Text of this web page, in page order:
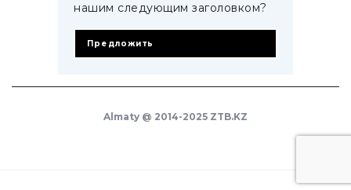
нашим следующим заголовком?
Предложить
Almaty @ 2014-2025 ZTB.KZ